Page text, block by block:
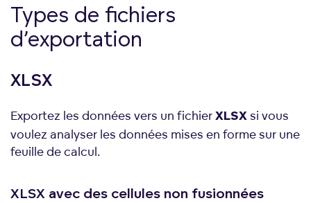
Types de fichiers
d’exportation
XLSX
Exportez les données vers un fichier XLSX si vous
voulez analyser les données mises en forme sur une
feuille de calcul.
XLSX avec des cellules non fusionnées